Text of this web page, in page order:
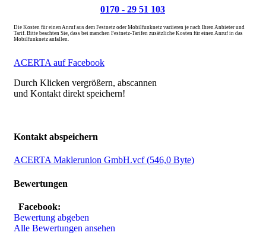
0170 - 29 51 103
Die Kosten für einen Anruf aus dem Festnetz oder Mobilfunknetz variieren je nach Ihren Anbieter und
Tarif. Bitte beachten Sie, dass bei manchen Festnetz-Tarifen zusätzliche Kosten für einen Anruf in das
Mobilfunknetz anfallen.
ACERTA auf Facebook
Durch Klicken ver­größern, ab­scannen
und Kontakt direkt speichern!
Kontakt abspeichern
ACERTA Maklerunion GmbH.vcf(546,0 Byte)
Bewertungen
Facebook:
Bewertung abgeben
Alle Bewertungen ansehen